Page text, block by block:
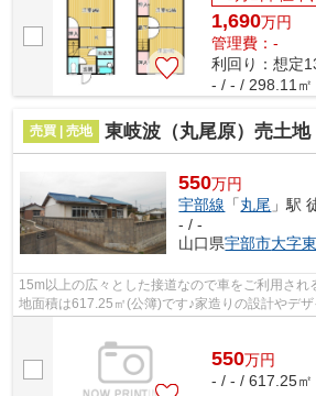
1,690万円
管理費：-
利回り：想定
- / - / 298.11㎡
売買 | 売地 東岐波（丸尾原）売土地
550万円
宇部線 「丸尾 」駅
- / -
山口県宇部市大字
15m以上の広々とした接道なので車をご利用され
地面積は617.25㎡(公簿)です♪家造りの設計やデザ
とができる建築条件なしの土地です♪...
550万円
- / - / 617.25㎡